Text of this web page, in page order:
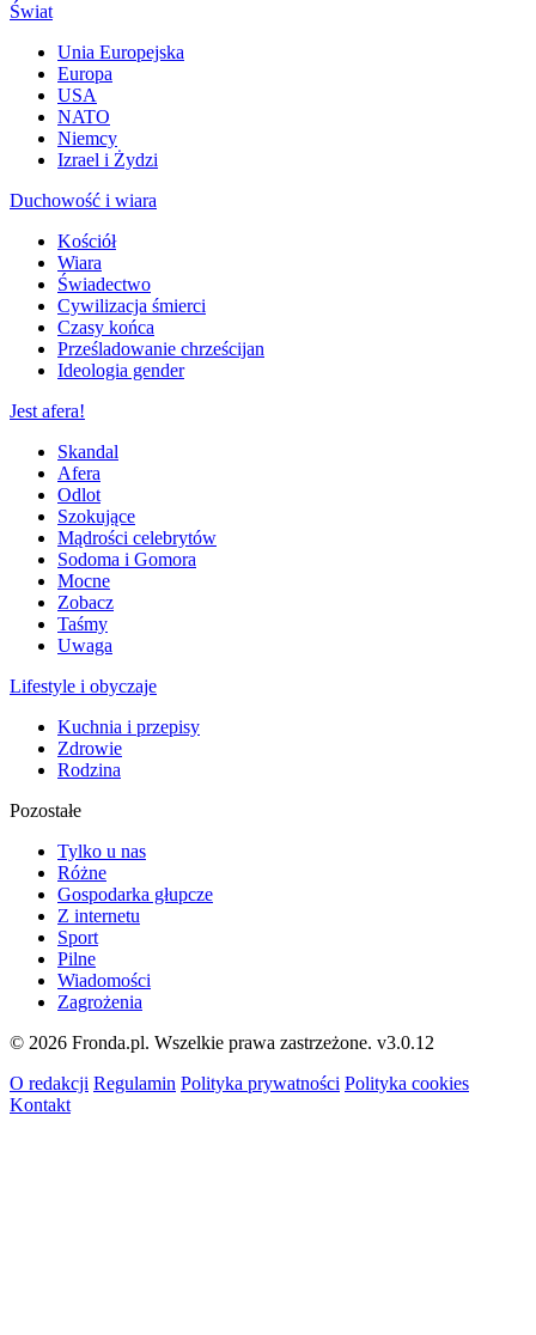
Świat
Unia Europejska
Europa
USA
NATO
Niemcy
Izrael i Żydzi
Duchowość i wiara
Kościół
Wiara
Świadectwo
Cywilizacja śmierci
Czasy końca
Prześladowanie chrześcijan
Ideologia gender
Jest afera!
Skandal
Afera
Odlot
Szokujące
Mądrości celebrytów
Sodoma i Gomora
Mocne
Zobacz
Taśmy
Uwaga
Lifestyle i obyczaje
Kuchnia i przepisy
Zdrowie
Rodzina
Pozostałe
Tylko u nas
Różne
Gospodarka głupcze
Z internetu
Sport
Pilne
Wiadomości
Zagrożenia
© 2026 Fronda.pl. Wszelkie prawa zastrzeżone. v3.0.12
O redakcji Regulamin Polityka prywatności Polityka cookies
Kontakt